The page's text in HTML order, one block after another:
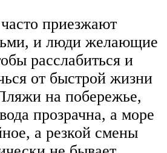
приезжают
и люди желающие
расслабиться и
от быстрой жизни
на побережье,
прозрачна, а море
а резкой смены